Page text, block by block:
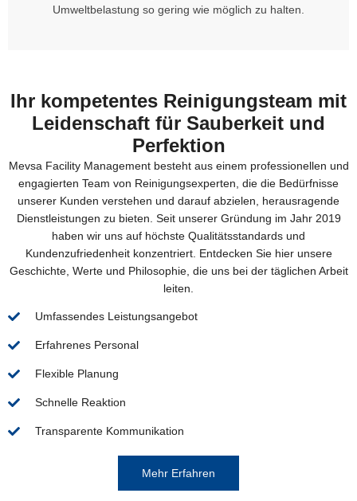
Umweltbelastung so gering wie möglich zu halten.
Ihr kompetentes Reinigungsteam mit
Leidenschaft für Sauberkeit und
Perfektion
Mevsa Facility Management besteht aus einem professionellen und
engagierten Team von Reinigungsexperten, die die Bedürfnisse
unserer Kunden verstehen und darauf abzielen, herausragende
Dienstleistungen zu bieten. Seit unserer Gründung im Jahr 2019
haben wir uns auf höchste Qualitätsstandards und
Kundenzufriedenheit konzentriert. Entdecken Sie hier unsere
Geschichte, Werte und Philosophie, die uns bei der täglichen Arbeit
leiten.
Umfassendes Leistungsangebot
Erfahrenes Personal
Flexible Planung
Schnelle Reaktion
Transparente Kommunikation
Mehr Erfahren